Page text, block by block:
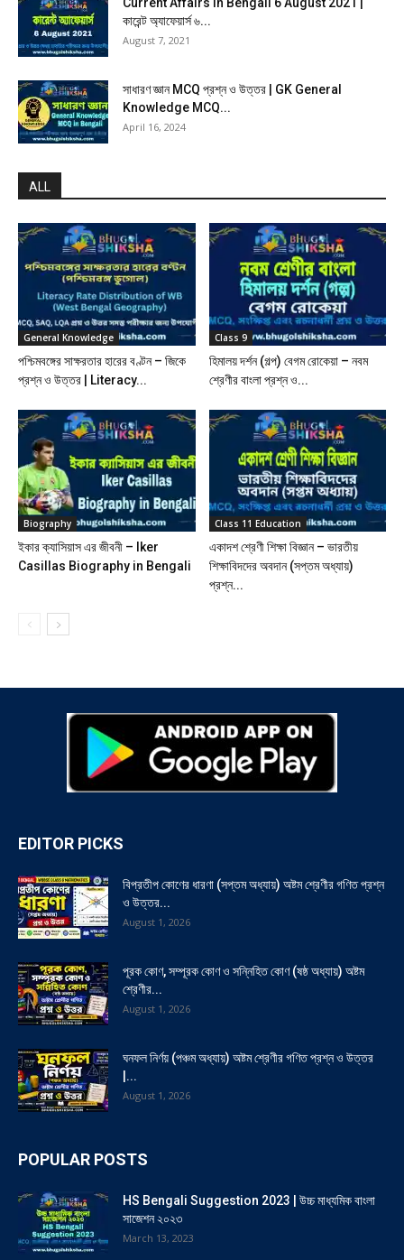
Current Affairs in Bengali 6 August 2021 |
কারেন্ট অ্যাফেয়ার্স ৬...
August 7, 2021
সাধারণ জ্ঞান MCQ প্রশ্ন ও উত্তর | GK General
Knowledge MCQ...
April 16, 2024
ALL
General Knowledge
পশ্চিমবঙ্গের সাক্ষরতার হারের বণ্টন – জিকে
প্রশ্ন ও উত্তর | Literacy...
Class 9
হিমালয় দর্শন (গল্প) বেগম রােকেয়া – নবম
শ্রেণীর বাংলা প্রশ্ন ও...
Biography
ইকার ক্যাসিয়াস এর জীবনী – Iker
Casillas Biography in Bengali
Class 11 Education
একাদশ শ্রেণী শিক্ষা বিজ্ঞান – ভারতীয়
শিক্ষাবিদদের অবদান (সপ্তম অধ্যায়)
প্রশ্ন...
EDITOR PICKS
বিপ্রতীপ কোণের ধারণা (সপ্তম অধ্যায়) অষ্টম শ্রেণীর গণিত প্রশ্ন
ও উত্তর...
August 1, 2026
পূরক কোণ, সম্পূরক কোণ ও সন্নিহিত কোণ (ষষ্ঠ অধ্যায়) অষ্টম
শ্রেণীর...
August 1, 2026
ঘনফল নির্ণয় (পঞ্চম অধ্যায়) অষ্টম শ্রেণীর গণিত প্রশ্ন ও উত্তর
|...
August 1, 2026
POPULAR POSTS
HS Bengali Suggestion 2023 | উচ্চ মাধ্যমিক বাংলা
সাজেশন ২০২৩
March 13, 2023